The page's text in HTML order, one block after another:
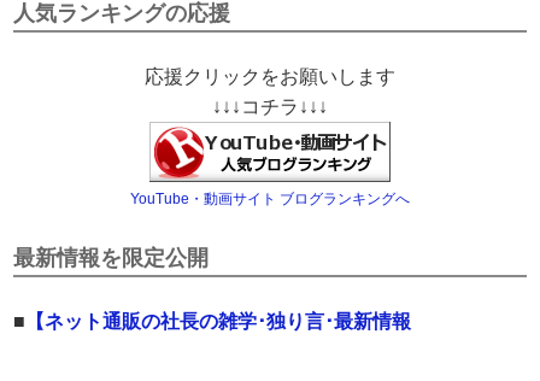
人気ランキングの応援
応援クリックをお願いします
↓↓↓コチラ↓↓↓
YouTube・動画サイト ブログランキングへ
最新情報を限定公開
■ 【ネット通販の社長の雑学･独り言･最新情報